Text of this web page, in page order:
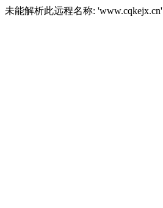
未能解析此远程名称: 'www.cqkejx.cn'